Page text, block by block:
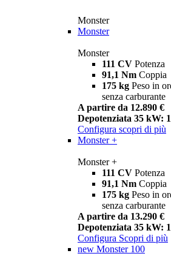
Monster
Monster
Monster
111 CV Potenza
91,1 Nm Coppia
175 kg Peso in
senza carburante
A partire da 12.890 €
Depotenziata 35 kW:
Configura scopri di più
Monster +
Monster +
111 CV Potenza
91,1 Nm Coppia
175 kg Peso in
senza carburante
A partire da 13.290 €
Depotenziata 35 kW:
Configura Scopri di più
new Monster 100